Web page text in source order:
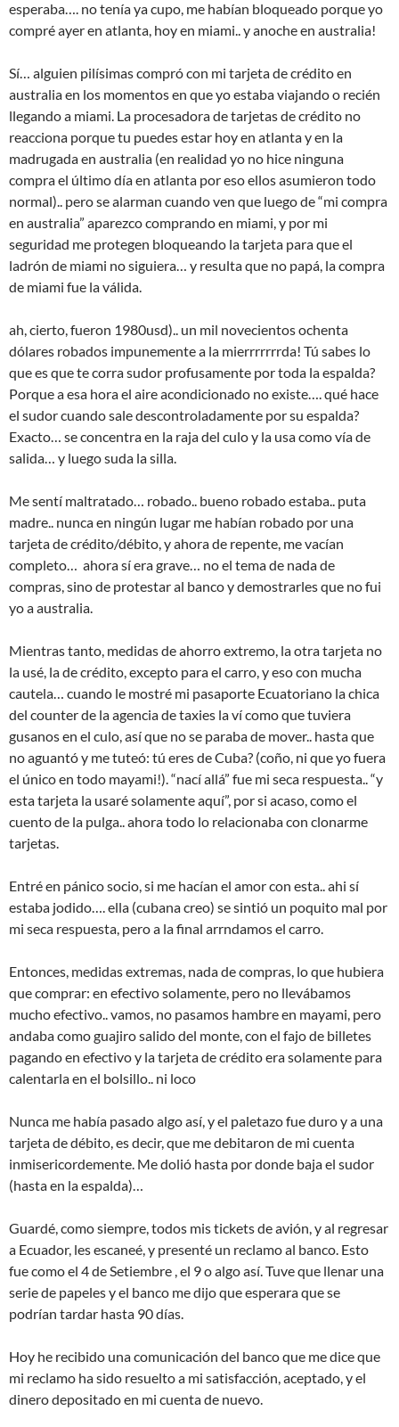
esperaba…. no tenía ya cupo, me habían bloqueado porque yo
compré ayer en atlanta, hoy en miami.. y anoche en australia!
Sí… alguien pilísimas compró con mi tarjeta de crédito en
australia en los momentos en que yo estaba viajando o recién
llegando a miami. La procesadora de tarjetas de crédito no
reacciona porque tu puedes estar hoy en atlanta y en la
madrugada en australia (en realidad yo no hice ninguna
compra el último día en atlanta por eso ellos asumieron todo
normal).. pero se alarman cuando ven que luego de “mi compra
en australia” aparezco comprando en miami, y por mi
seguridad me protegen bloqueando la tarjeta para que el
ladrón de miami no siguiera… y resulta que no papá, la compra
de miami fue la válida.
ah, cierto, fueron 1980usd).. un mil novecientos ochenta
dólares robados impunemente a la mierrrrrrrda! Tú sabes lo
que es que te corra sudor profusamente por toda la espalda?
Porque a esa hora el aire acondicionado no existe…. qué hace
el sudor cuando sale descontroladamente por su espalda?
Exacto… se concentra en la raja del culo y la usa como vía de
salida… y luego suda la silla.
Me sentí maltratado… robado.. bueno robado estaba.. puta
madre.. nunca en ningún lugar me habían robado por una
tarjeta de crédito/débito, y ahora de repente, me vacían
completo… ahora sí era grave… no el tema de nada de
compras, sino de protestar al banco y demostrarles que no fui
yo a australia.
Mientras tanto, medidas de ahorro extremo, la otra tarjeta no
la usé, la de crédito, excepto para el carro, y eso con mucha
cautela… cuando le mostré mi pasaporte Ecuatoriano la chica
del counter de la agencia de taxies la ví como que tuviera
gusanos en el culo, así que no se paraba de mover.. hasta que
no aguantó y me tuteó: tú eres de Cuba? (coño, ni que yo fuera
el único en todo mayami!). “nací allá” fue mi seca respuesta.. “y
esta tarjeta la usaré solamente aquí”, por si acaso, como el
cuento de la pulga.. ahora todo lo relacionaba con clonarme
tarjetas.
Entré en pánico socio, si me hacían el amor con esta.. ahi sí
estaba jodido…. ella (cubana creo) se sintió un poquito mal por
mi seca respuesta, pero a la final arrndamos el carro.
Entonces, medidas extremas, nada de compras, lo que hubiera
que comprar: en efectivo solamente, pero no llevábamos
mucho efectivo.. vamos, no pasamos hambre en mayami, pero
andaba como guajiro salido del monte, con el fajo de billetes
pagando en efectivo y la tarjeta de crédito era solamente para
calentarla en el bolsillo.. ni loco
Nunca me había pasado algo así, y el paletazo fue duro y a una
tarjeta de débito, es decir, que me debitaron de mi cuenta
inmisericordemente. Me dolió hasta por donde baja el sudor
(hasta en la espalda)…
Guardé, como siempre, todos mis tickets de avión, y al regresar
a Ecuador, les escaneé, y presenté un reclamo al banco. Esto
fue como el 4 de Setiembre , el 9 o algo así. Tuve que llenar una
serie de papeles y el banco me dijo que esperara que se
podrían tardar hasta 90 días.
Hoy he recibido una comunicación del banco que me dice que
mi reclamo ha sido resuelto a mi satisfacción, aceptado, y el
dinero depositado en mi cuenta de nuevo.